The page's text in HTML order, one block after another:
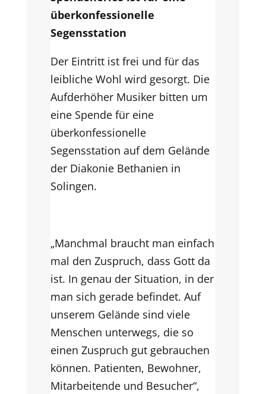
überkonfessionelle
Segensstation
Der Eintritt ist frei und für das
leibliche Wohl wird gesorgt. Die
Aufderhöher Musiker bitten um
eine Spende für eine
überkonfessionelle
Segensstation auf dem Gelände
der Diakonie Bethanien in
Solingen.
„Manchmal braucht man einfach
mal den Zuspruch, dass Gott da
ist. In genau der Situation, in der
man sich gerade befindet. Auf
unserem Gelände sind viele
Menschen unterwegs, die so
einen Zuspruch gut gebrauchen
können. Patienten, Bewohner,
Mitarbeitende und Besucher“,